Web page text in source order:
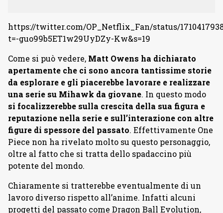
https://twitter.com/OP_Netflix_Fan/status/
t=-guo99b5ET1w29UyDZy-Kw&s=19
Come si può vedere, Matt Owens ha dichiarato
apertamente che ci sono ancora tantissime storie
da esplorare e gli piacerebbe lavorare e realizzare
una serie su Mihawk da giovane. In questo modo
si focalizzerebbe sulla crescita della sua figura e
reputazione nella serie e sull’interazione con altre
figure di spessore del passato. Effettivamente One
Piece non ha rivelato molto su questo personaggio,
oltre al fatto che si tratta dello spadaccino più
potente del mondo.
Chiaramente si tratterebbe eventualmente di un
lavoro diverso rispetto all’anime. Infatti alcuni
progetti del passato come Dragon Ball Evolution,